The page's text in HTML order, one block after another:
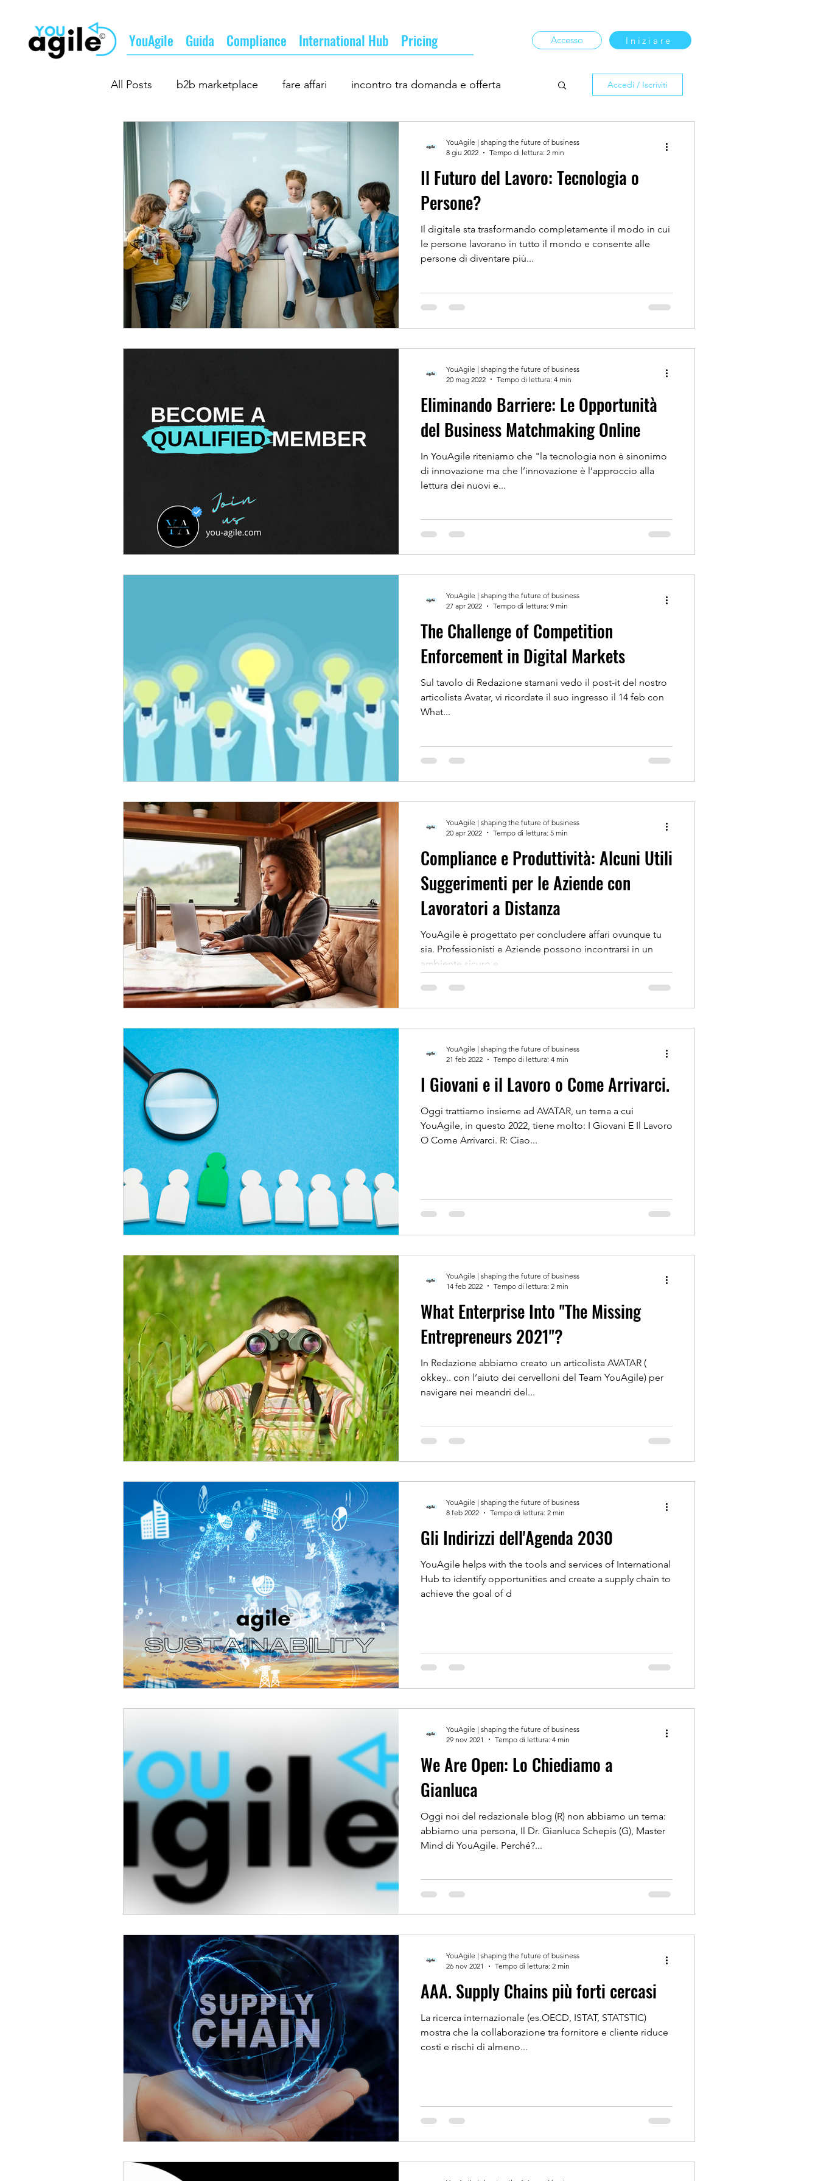
YouAgile Guida Compliance International Hub Pricing Iniziare
Accesso
All Posts b2b marketplace fare affari incontro tra domanda e offerta
b2b matching fare business
il futuro del lavoro il futuro del business professionisti ed imprese
supply chain
Accedi / Iscriviti
Il Futuro del Lavoro: Tecnologia o
Persone?
Il digitale sta trasformando completamente il modo in cui
le persone lavorano in tutto il mondo e consente alle
persone di diventare più...
YouAgile | shaping the future of business
8 giu 2022
Tempo di lettura: 2 min
Eliminando Barriere: Le Opportunità
del Business Matchmaking Online
In YouAgile riteniamo che "la tecnologia non è sinonimo
di innovazione ma che l’innovazione è l’approccio alla
lettura dei nuovi e...
YouAgile | shaping the future of business
20 mag 2022
Tempo di lettura: 4 min
The Challenge of Competition
Enforcement in Digital Markets
Sul tavolo di Redazione stamani vedo il post-it del nostro
articolista Avatar, vi ricordate il suo ingresso il 14 feb con
What...
YouAgile | shaping the future of business
27 apr 2022
Tempo di lettura: 9 min
Compliance e Produttività: Alcuni Utili
Suggerimenti per le Aziende con
Lavoratori a Distanza
YouAgile è progettato per concludere affari ovunque tu
sia. Professionisti e Aziende possono incontrarsi in un
ambiente sicuro e...
YouAgile | shaping the future of business
20 apr 2022
Tempo di lettura: 5 min
I Giovani e il Lavoro o Come Arrivarci.
Oggi trattiamo insieme ad AVATAR, un tema a cui
YouAgile, in questo 2022, tiene molto: I Giovani E Il Lavoro
O Come Arrivarci. R: Ciao...
YouAgile | shaping the future of business
21 feb 2022
Tempo di lettura: 4 min
What Enterprise Into "The Missing
Entrepreneurs 2021"?
In Redazione abbiamo creato un articolista AVATAR (
okkey.. con l’aiuto dei cervelloni del Team YouAgile) per
navigare nei meandri del...
YouAgile | shaping the future of business
14 feb 2022
Tempo di lettura: 2 min
Gli Indirizzi dell'Agenda 2030
YouAgile helps with the tools and services of International
Hub to identify opportunities and create a supply chain to
achieve the goal of d
YouAgile | shaping the future of business
8 feb 2022
Tempo di lettura: 2 min
We Are Open: Lo Chiediamo a
Gianluca
Oggi noi del redazionale blog (R) non abbiamo un tema:
abbiamo una persona, Il Dr. Gianluca Schepis (G), Master
Mind di YouAgile. Perché?...
YouAgile | shaping the future of business
29 nov 2021
Tempo di lettura: 4 min
AAA. Supply Chains più forti cercasi
La ricerca internazionale (es.OECD, ISTAT, STATSTIC)
mostra che la collaborazione tra fornitore e cliente riduce
costi e rischi di almeno...
YouAgile | shaping the future of business
26 nov 2021
Tempo di lettura: 2 min